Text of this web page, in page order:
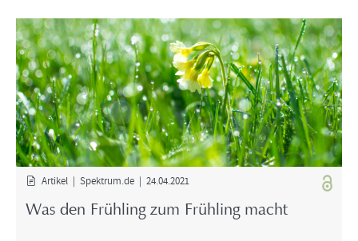
Ar­ti­kel | Spek­trum.de | 24.04.2021
Was den Früh­ling zum Früh­ling macht